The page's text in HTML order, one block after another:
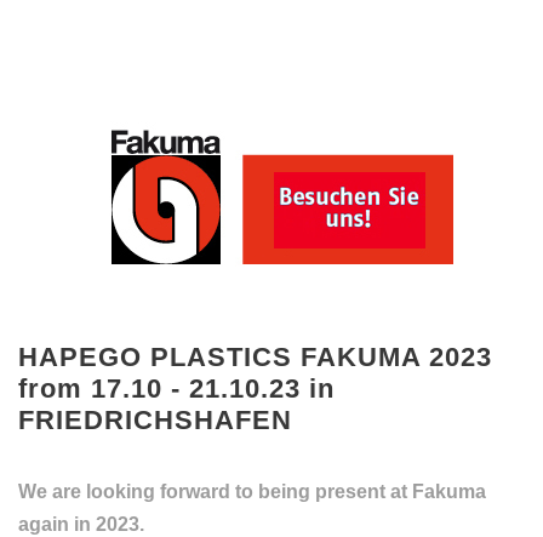
HAPEGO PLASTICS FAKUMA 2023
from 17.10 - 21.10.23 in
FRIEDRICHSHAFEN
We are looking forward to being present at Fakuma
again in 2023.